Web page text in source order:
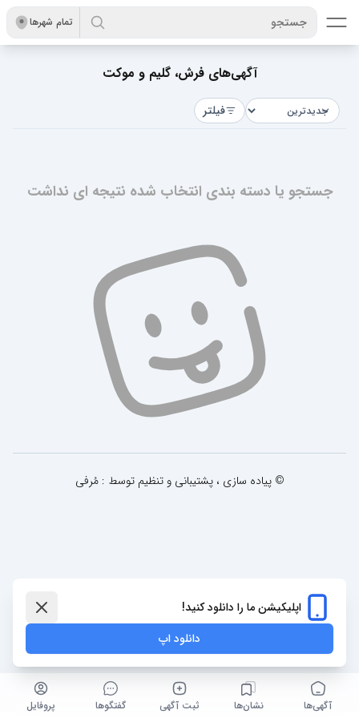
تمام شهر‌ها جستجو
آگهی‌های فرش، گلیم و موکت
فیلتر
جستجو یا دسته بندی انتخاب شده نتیجه ای نداشت
© پیاده سازی ، پشتیبانی و تنظیم توسط : مُرفی
آگهی‌ها نشان‌ها ثبت آگهی گفتگو‌ها پروفایل
اپلیکیشن ما را دانلود کنید!
دانلود اپ